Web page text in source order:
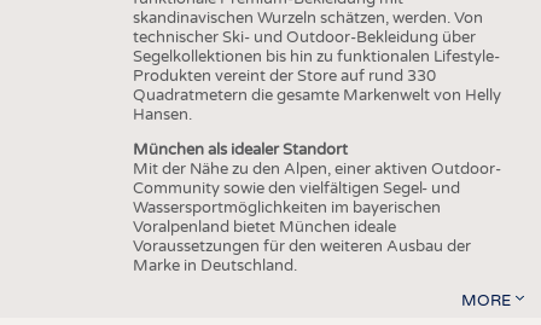
skandinavischen Wurzeln schätzen, werden. Von
technischer Ski- und Outdoor-Bekleidung über
Segelkollektionen bis hin zu funktionalen Lifestyle-
Produkten vereint der Store auf rund 330
Quadratmetern die gesamte Markenwelt von Helly
Hansen.
München als idealer Standort
Mit der Nähe zu den Alpen, einer aktiven Outdoor-
Community sowie den vielfältigen Segel- und
Wassersportmöglichkeiten im bayerischen
Voralpenland bietet München ideale
Voraussetzungen für den weiteren Ausbau der
Marke in Deutschland.
MORE